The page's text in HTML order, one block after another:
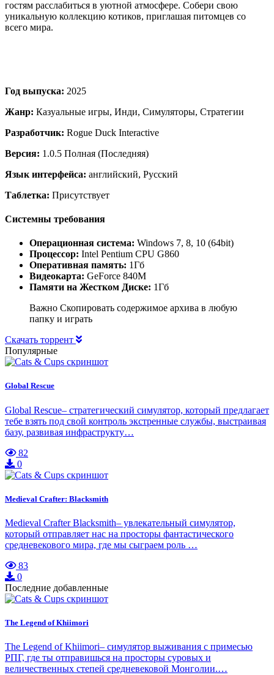
гостям расслабиться в уютной атмосфере. Собери свою
уникальную коллекцию котиков, приглашая питомцев со
всего мира.
Год выпуска: 2025
Жанр: Казуальные игры, Инди, Симуляторы, Стратегии
Разработчик: Rogue Duck Interactive
Версия: 1.0.5 Полная (Последняя)
Язык интерфейса: английский, Русский
Таблетка: Присутствует
Системны требования
Операционная система: Windows 7, 8, 10 (64bit)
Процессор: Intel Pentium CPU G860
Оперативная память: 1Гб
Видеокарта: GeForce 840M
Памяти на Жестком Диске: 1Гб
Важно Скопировать содержимое архива в любую
папку и играть
Скачать торрент
Популярные
Global Rescue
Global Rescue– стратегический симулятор, который предлагает
тебе взять под свой контроль экстренные службы, выстраивая
базу, развивая инфраструкту…
82
0
Medieval Crafter: Blacksmith
Medieval Crafter Blacksmith– увлекательный симулятор,
который отправляет нас на просторы фантастического
средневекового мира, где мы сыграем роль …
83
0
Последние добавленные
The Legend of Khiimori
The Legend of Khiimori– симулятор выживания с примесью
РПГ, где ты отправишься на просторы суровых и
величественных степей средневековой Монголии.…